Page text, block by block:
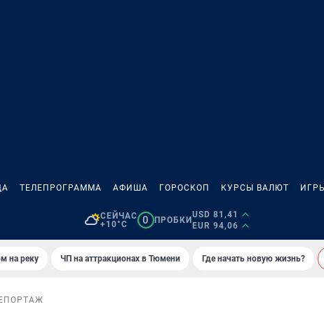
ТЕЛЕПРОГРАММА АФИША ГОРОСКОП КУРСЫ ВАЛЮТ ИГРЫ
СЕЙЧАС
+10°C
0 ПРОБКИ
USD 81,41
EUR 94,06
на реку ЧП на аттракционах в Тюмени Где начать новую жизнь?